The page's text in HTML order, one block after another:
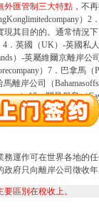
匯管制三大特點， 不
）
其目的的。通常情況
4．英國（UK）-英國私
）-英屬維爾京離岸公
）7．巴拿馬
馬離岸公司（
）10．開曼群島（
達，所以離岸法區又被
務運作可在世界各地的
政府只向離岸公司徵收
區別在稅收上。